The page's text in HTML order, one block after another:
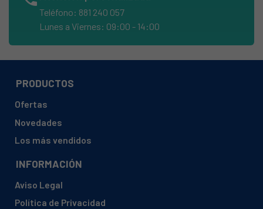
BOSCH, DUL63CC20/01
BOSCH, DUL63CC20/02
BOSCH, DUL63CC20B/01
BOSCH, DUL63CC40/02
BOSCH, DUL63CC50
BOSCH, DUL63CC50/01
BOSCH, DUL63CC50/02
BOSCH, DUL63CC50B/01
Teléfono: 881 240 057
Lunes a Viernes: 09:00 - 14:00
PRODUCTOS
Ofertas
Novedades
Los más vendidos
INFORMACIÓN
Aviso Legal
Política de Privacidad